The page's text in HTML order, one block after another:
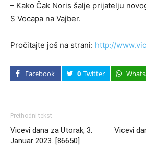
– Kako Čak Noris šalje prijatelju
S Vocapa na Vajber.
Pročitajte još na strani: http://
Facebook 0 Twitter
Prethodni tekst
Vicevi dana za Utorak, 3.
Januar 2023. [86650]
Vicevi